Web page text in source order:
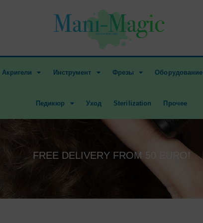
Акригели Инструмент Фрезы Оборудование
Педикюр Уход Sterilization Прочее
FREE DELIVERY FROM 50 EURO!